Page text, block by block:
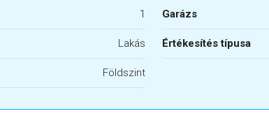
1 Garázs
Lakás Értékesítés típusa
Földszint